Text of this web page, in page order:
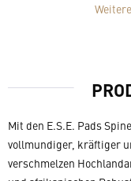
Mit den E.S.E. Pads
vollmundiger, kräftiger
verschmelzen